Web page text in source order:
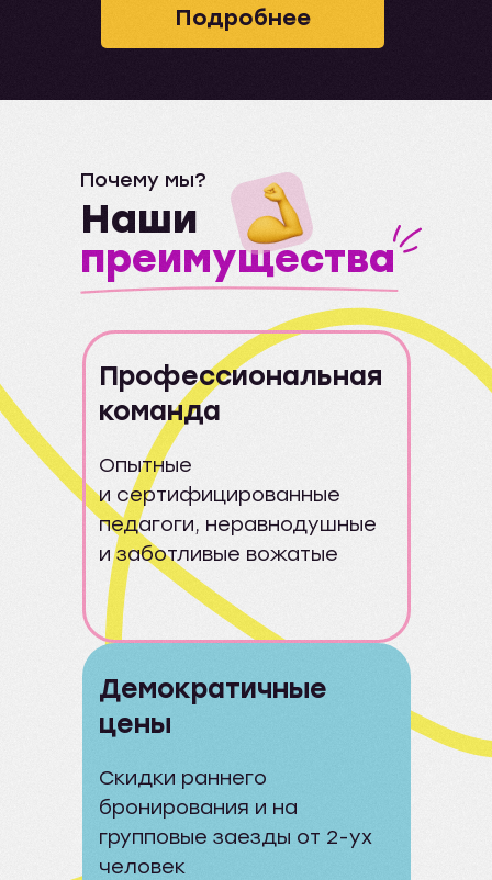
Подробнее
Почему мы?
Наши
преимущества
Профессиональная
команда
Опытные
и сертифицированные
педагоги, неравнодушные
и заботливые вожатые
Демократичные
цены
Скидки раннего
бронирования и на
групповые заезды от 2-ух
человек
APPLAUSE с любым
номиналом. Сертификат
мероприятие.